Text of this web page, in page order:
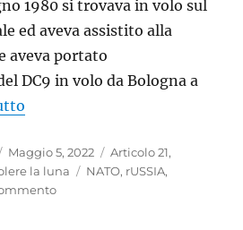
1980 si trovava in volo sul
ed aveva assistito alla
aveva portato
DC9 in volo da Bologna a
Pubblicato
il
Maggio 5, 2022 Categorie
Articolo 21,
la luna Tag
NATO, rUSSIA,
su